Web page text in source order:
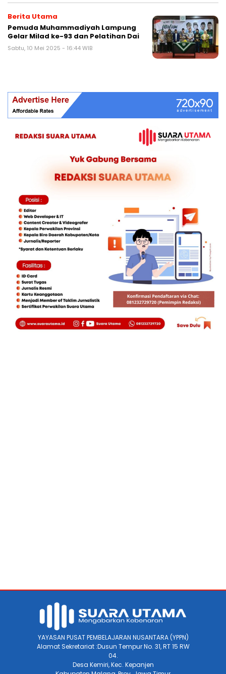
Berita Utama
Pemuda Muhammadiyah Lampung
Gelar Milad ke-93 dan Pelatihan Dai
Sabtu, 10 Mei 2025 - 16:44 WIB
YAYASAN PUSAT PEMBELAJARAN NUSANTARA (YPPN)
Alamat Sekretariat :Dusun Tempur No. 31, RT 15 RW
04.
Desa Kemiri, Kec. Kepanjen